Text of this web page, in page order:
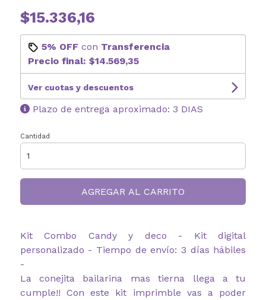
$15.336,16
5% OFF con Transferencia
Precio final: $14.569,35
Ver cuotas y descuentos
Plazo de entrega aproximado: 3 DIAS
Cantidad
AGREGAR AL CARRITO
Kit Combo Candy y deco - Kit digital
personalizado - Tiempo de envío: 3 días hábiles
-
La conejita bailarina mas tierna llega a tu
cumple!! Con este kit imprimble vas a poder